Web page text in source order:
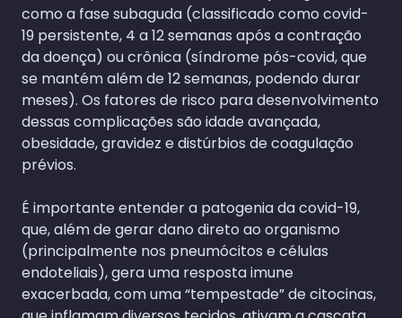
como a fase subaguda (classificado como covid-
19 persistente, 4 a 12 semanas após a contração
da doença) ou crônica (síndrome pós-covid, que
se mantém além de 12 semanas, podendo durar
meses). Os fatores de risco para desenvolvimento
dessas complicações são idade avançada,
obesidade, gravidez e distúrbios de coagulação
prévios.
É importante entender a patogenia da covid-19,
que, além de gerar dano direto ao organismo
(principalmente nos pneumócitos e células
endoteliais), gera uma resposta imune
exacerbada, com uma “tempestade” de citocinas,